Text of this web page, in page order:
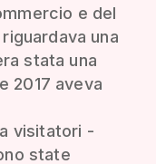
e del
una
stata una
2017 aveva
visitatori -
state